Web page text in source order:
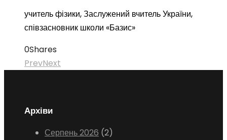
учитель фізики, Заслужений вчитель України,
співзасновник школи «Базис»
0Shares
PrevNext
Архіви
Серпень 2026 (2)